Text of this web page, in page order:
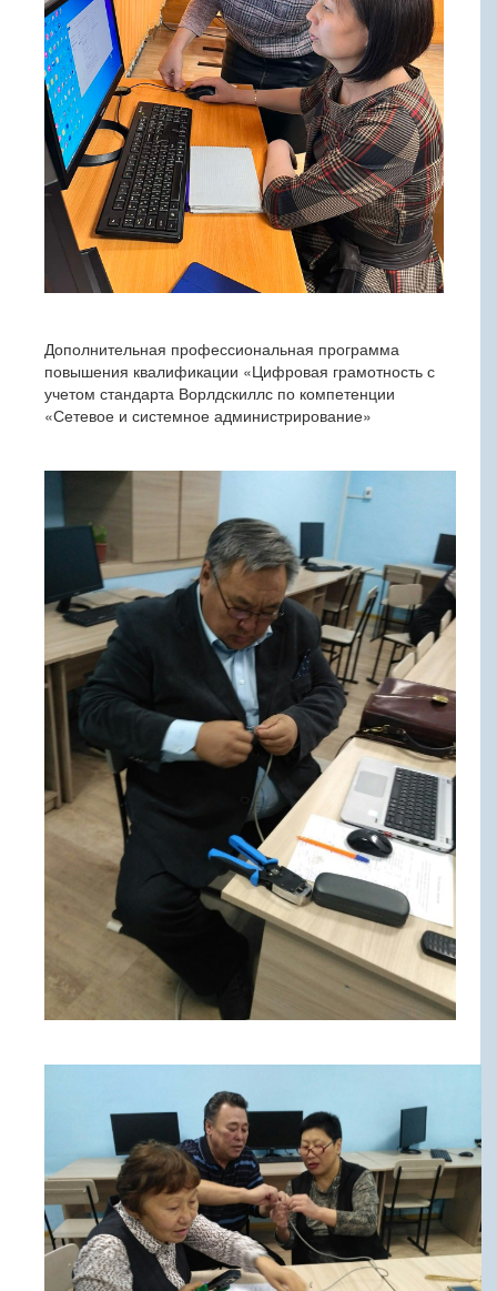
Дополнительная профессиональная программа
повышения квалификации «Цифровая грамотность с
учетом стандарта Ворлдскиллс по компетенции
«Сетевое и системное администрирование»